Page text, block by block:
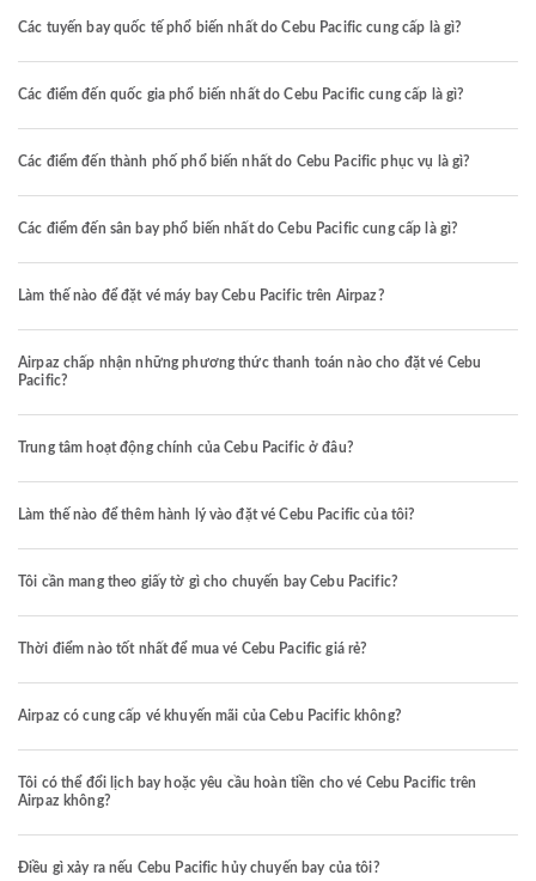
Các tuyến bay quốc tế phổ biến nhất do Cebu Pacific cung cấp là gì?
Các điểm đến quốc gia phổ biến nhất do Cebu Pacific cung cấp là gì?
Các điểm đến thành phố phổ biến nhất do Cebu Pacific phục vụ là gì?
Các điểm đến sân bay phổ biến nhất do Cebu Pacific cung cấp là gì?
Làm thế nào để đặt vé máy bay Cebu Pacific trên Airpaz?
Airpaz chấp nhận những phương thức thanh toán nào cho đặt vé Cebu
Pacific?
Trung tâm hoạt động chính của Cebu Pacific ở đâu?
Làm thế nào để thêm hành lý vào đặt vé Cebu Pacific của tôi?
Tôi cần mang theo giấy tờ gì cho chuyến bay Cebu Pacific?
Thời điểm nào tốt nhất để mua vé Cebu Pacific giá rẻ?
Airpaz có cung cấp vé khuyến mãi của Cebu Pacific không?
Tôi có thể đổi lịch bay hoặc yêu cầu hoàn tiền cho vé Cebu Pacific trên
Airpaz không?
Điều gì xảy ra nếu Cebu Pacific hủy chuyến bay của tôi?